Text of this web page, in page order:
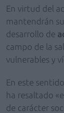
En virtud del
mantendrán
desarrollo de
campo de la
vulnerables y
En este
ha resaltado
de carácter